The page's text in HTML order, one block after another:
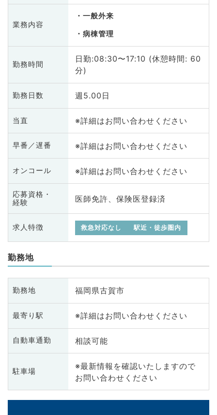
業務内容
一般外来
病棟管理
勤務時間
日勤:08:30〜17:10 (休憩時間: 60
分)
勤務日数 週5.00日
当直 ※詳細はお問い合わせください
早番／遅番 ※詳細はお問い合わせください
オンコール ※詳細はお問い合わせください
応募資格・
経験
医師免許、保険医登録済
求人特徴 救急対応なし 駅近・徒歩圏内
勤務地
勤務地 福岡県古賀市
最寄り駅 ※詳細はお問い合わせください
自動車通勤 相談可能
駐車場
※最新情報を確認いたしますので
お問い合わせください